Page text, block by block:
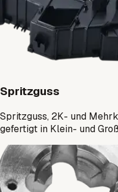
Spritzguss
Spritzguss, 2K- und
gefertigt in Klein- und